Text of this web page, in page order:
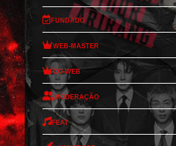
Fundado
Web-Master
Co-Web
Moderação
Feat